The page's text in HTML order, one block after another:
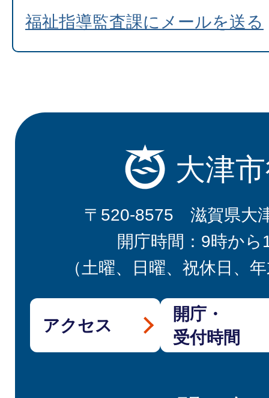
福祉指導監査課にメールを送る
大津
〒520-8575 滋賀県大
開庁時間：9時から
（土曜、日曜、祝休日、
アクセス
開庁・
受付時間